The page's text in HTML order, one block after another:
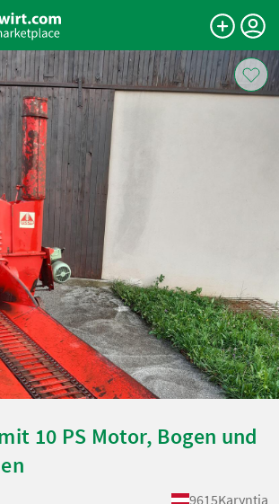
10 PS Motor, Bogen und
9615Karyntia